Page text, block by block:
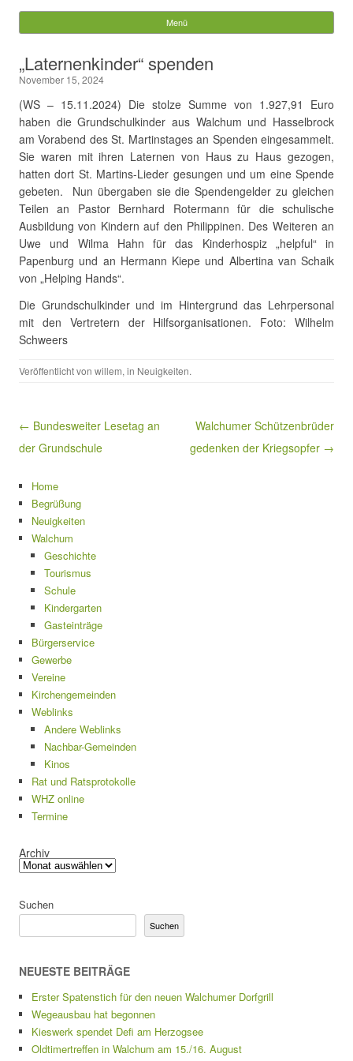
Gemeinde Walchum
nach:
Menü
„Laternenkinder“ spenden
November 15, 2024
(WS – 15.11.2024) Die stolze Summe von 1.927,91 Euro
haben die Grundschulkinder aus Walchum und Hasselbrock
am Vorabend des St. Martinstages an Spenden eingesammelt.
Sie waren mit ihren Laternen von Haus zu Haus gezogen,
hatten dort St. Martins-Lieder gesungen und um eine Spende
gebeten. Nun übergaben sie die Spendengelder zu gleichen
Teilen an Pastor Bernhard Rotermann für die schulische
Ausbildung von Kindern auf den Philippinen. Des Weiteren an
Uwe und Wilma Hahn für das Kinderhospiz „helpful“ in
Papenburg und an Hermann Kiepe und Albertina van Schaik
von „Helping Hands“.
Die Grundschulkinder und im Hintergrund das Lehrpersonal
mit den Vertretern der Hilfsorganisationen. Foto: Wilhelm
Schweers
Veröffentlicht von willem, in Neuigkeiten.
Beitragsnavigation
← Bundesweiter Lesetag an
der Grundschule
Walchumer Schützenbrüder
gedenken der Kriegsopfer →
Home
Begrüßung
Neuigkeiten
Walchum
Geschichte
Tourismus
Schule
Kindergarten
Gasteinträge
Bürgerservice
Gewerbe
Vereine
Kirchengemeinden
Weblinks
Andere Weblinks
Nachbar-Gemeinden
Kinos
Rat und Ratsprotokolle
WHZ online
Termine
Archiv
Suchen
Suchen
NEUESTE BEITRÄGE
Erster Spatenstich für den neuen Walchumer Dorfgrill
Wegeausbau hat begonnen
Kieswerk spendet Defi am Herzogsee
Oldtimertreffen in Walchum am 15./16. August